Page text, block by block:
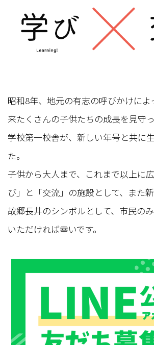
昭和8年、地元の有志の呼びかけによ
来たくさんの子供たちの成長を見守
学校第一校舎が、新しい年号と共に
た。
子供から大人まで、これまで以上に
び」と「交流」の施設として、また
故郷長井のシンボルとして、市民の
いただければ幸いです。